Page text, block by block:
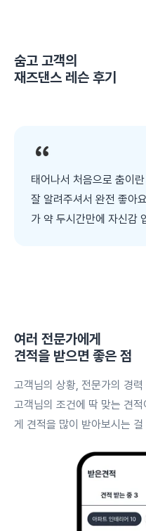
숨고 고객의
재즈댄스 레슨 후기
태어나서 처음으로 춤이
잘 알려주셔서 완전 좋아
가 약 두시간만에 자신감
여러 전문가에게
견적을 받으면 좋은 점
고객님의 상황, 전문가의 경
고객님의 조건에 딱 맞는 견
게 견적을 많이 받아보시는